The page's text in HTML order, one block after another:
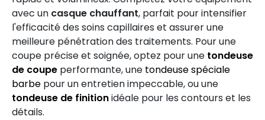
avec un casque chauffant, parfait pour intensifier
l'efficacité des soins capillaires et assurer une
meilleure pénétration des traitements. Pour une
coupe précise et soignée, optez pour une tondeuse
de coupe performante, une tondeuse spéciale
barbe pour un entretien impeccable, ou une
tondeuse de finitionidéale pour les contours et les
détails.